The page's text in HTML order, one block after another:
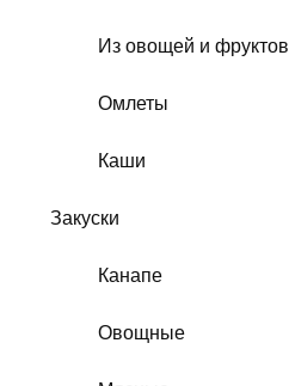
Из овощей и фруктов
Омлеты
Каши
Закуски
Канапе
Овощные